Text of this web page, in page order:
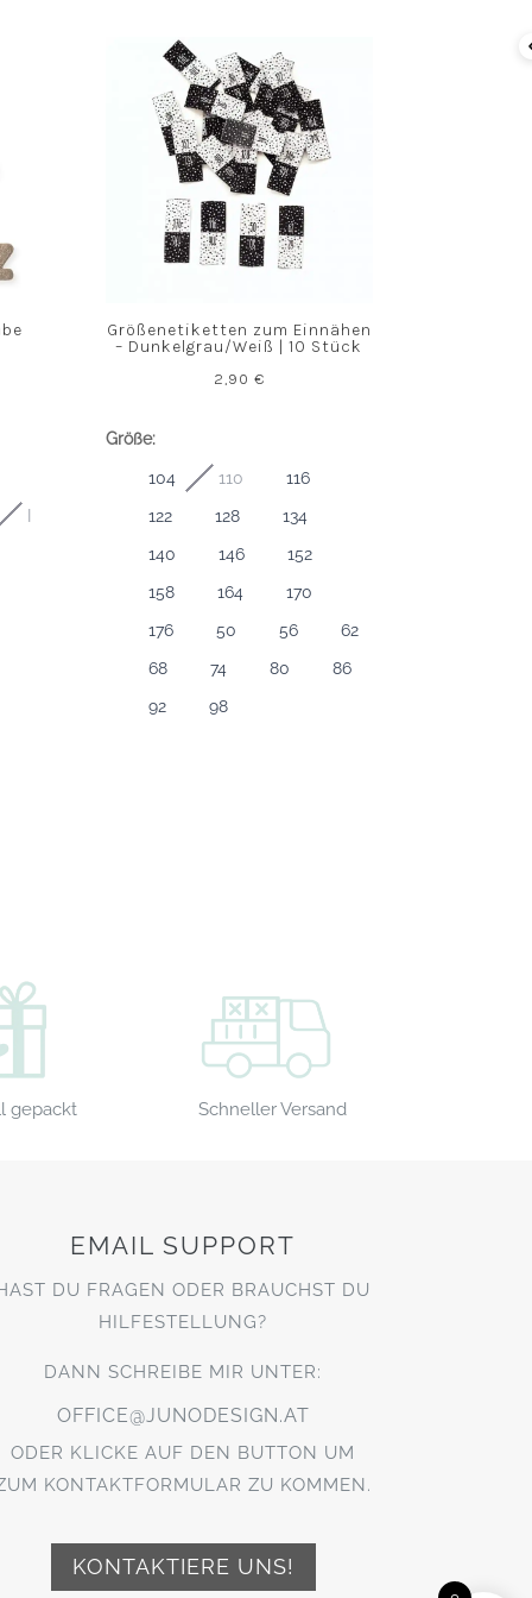
Größenetiketten zum Einnähen
– Dunkelgrau/Weiß | 10 Stück
2,90 €
Größe:
104 110
116
122
128
134
140
146
152
158
164
170
176
50 56
62
68
74 80
86
92
98
gepackt Schneller Versand
EMAIL SUPPORT
DU FRAGEN ODER BRAUCHST DU
HILFESTELLUNG?
DANN SCHREIBE MIR UNTER:
OFFICE@JUNODESIGN.AT
ODER KLICKE AUF DEN BUTTON UM
KONTAKTFORMULAR ZU KOMMEN.
KONTAKTIERE UNS!